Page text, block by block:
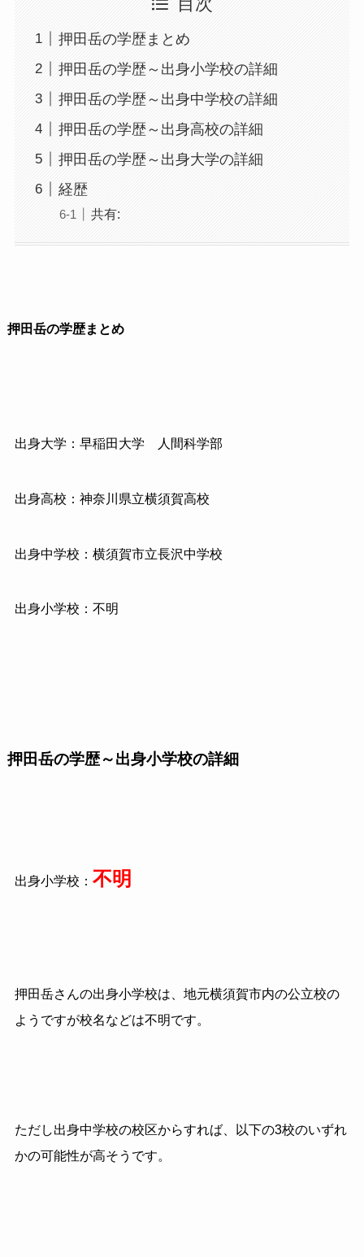
目次
押田岳の学歴まとめ
押田岳の学歴～出身小学校の詳細
押田岳の学歴～出身中学校の詳細
押田岳の学歴～出身高校の詳細
押田岳の学歴～出身大学の詳細
経歴
共有:
押田岳の学歴まとめ
出身大学：早稲田大学 人間科学部
出身高校：神奈川県立横須賀高校
出身中学校：横須賀市立長沢中学校
出身小学校：不明
押田岳の学歴～出身小学校の詳細
出身小学校： 不明
押田岳さんの出身小学校は、地元横須賀市内の公立校の
ようですが校名などは不明です。
ただし出身中学校の校区からすれば、以下の3校のいずれ
かの可能性が高そうです。